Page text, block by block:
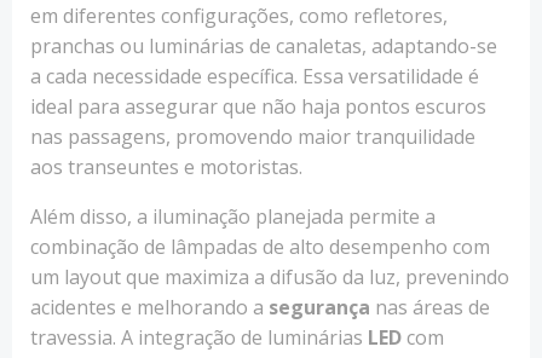
em diferentes configurações, como refletores,
pranchas ou luminárias de canaletas, adaptando-se
a cada necessidade específica. Essa versatilidade é
ideal para assegurar que não haja pontos escuros
nas passagens, promovendo maior tranquilidade
aos transeuntes e motoristas.
Além disso, a iluminação planejada permite a
combinação de lâmpadas de alto desempenho com
um layout que maximiza a difusão da luz, prevenindo
acidentes e melhorando a segurança nas áreas de
travessia. A integração de luminárias LEDcom